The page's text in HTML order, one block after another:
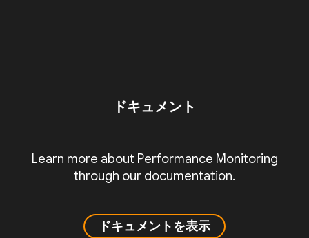
ドキュメント
Learn more about Performance Monitoring
through our documentation.
ドキュメントを表示